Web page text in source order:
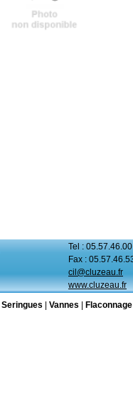
Tel :
Fax :
cil@cluzeau.fr
www.cluzeau.fr
Seringues Vannes Flaconnage